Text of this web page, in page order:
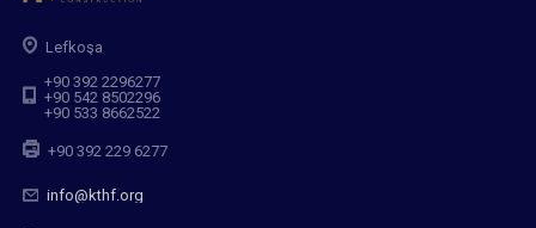
Lefkoşa
+90 392 2296277
+90 542 8502296
+90 533 8662522
+90 392 229 6277
info@kthf.org